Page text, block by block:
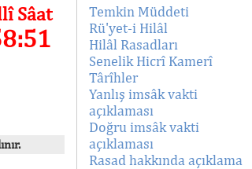
Sâat
Temkin Müddeti
Rü'yet-i Hilâl
Hilâl Rasadları
Senelik Hicrî Kamerî
Târîhler
Yanlış imsâk vakti
açıklaması
Doğru imsâk vakti
açıklaması
Rasad hakkında açıklama